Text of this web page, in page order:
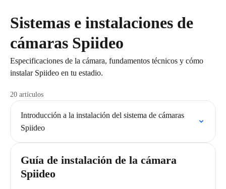
Sistemas e instalaciones de
cámaras Spiideo
Especificaciones de la cámara, fundamentos técnicos y cómo
instalar Spiideo en tu estadio.
20 artículos
Introducción a la instalación del sistema de cámaras
Spiideo
Guía de instalación de la cámara
Spiideo